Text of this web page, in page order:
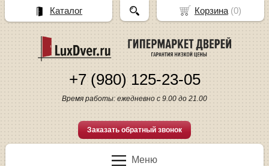
+7 (980) 125-23-05
Время работы: ежедневно с 9.00 до 21.00
Заказать обратный звонок
Меню
Корзина(0)
Каталог